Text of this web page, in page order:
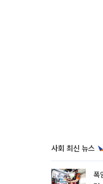
사회 최신 뉴스
폭